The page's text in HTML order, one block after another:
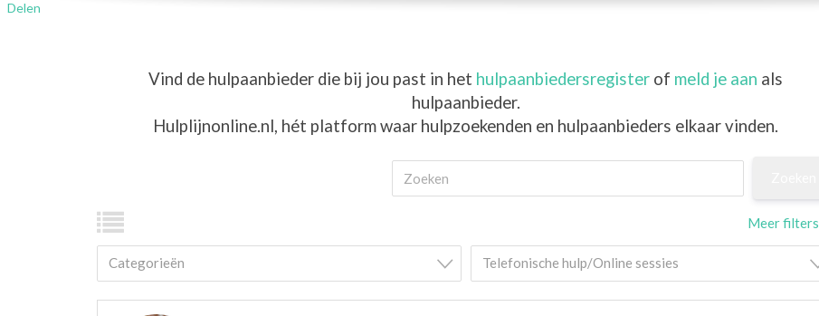
Vind de hulpaanbieder die bij jou past in het hulpaanbiedersregister of meld je aan als
hulpaanbieder.
Hulplijnonline.nl, hét platform waar hulpzoekenden en hulpaanbieders elkaar vinden.
Meer filters
Categorieën Telefonische hulp/Online sessies
Delen